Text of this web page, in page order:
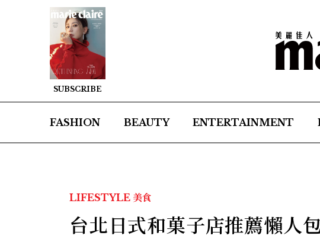
SUBSCRIBE
FASHION BEAUTY ENTERTAINMENT
LIFESTYLE 美食
台北日式和菓子店推薦懶人